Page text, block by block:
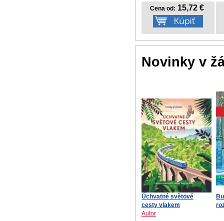
Cena od: 15,72 €
Novinky v
Úchvatné světové
cesty vlakem
Autor